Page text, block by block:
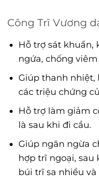
Công Trĩ Vương
Hỗ trợ sát khuẩn,
ngứa, chống
Giúp thanh
các triệu chứng
Hỗ trợ làm giảm
là sau khi đi cầu.
Giúp ngăn ngừa
hợp trĩ ngoại,
búi trĩ sa nhiều